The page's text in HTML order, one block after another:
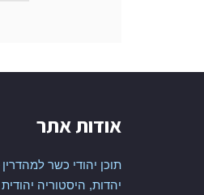
אודות אתר
תוכן יהודי כשר
יהדות, היסטוריה יהודית